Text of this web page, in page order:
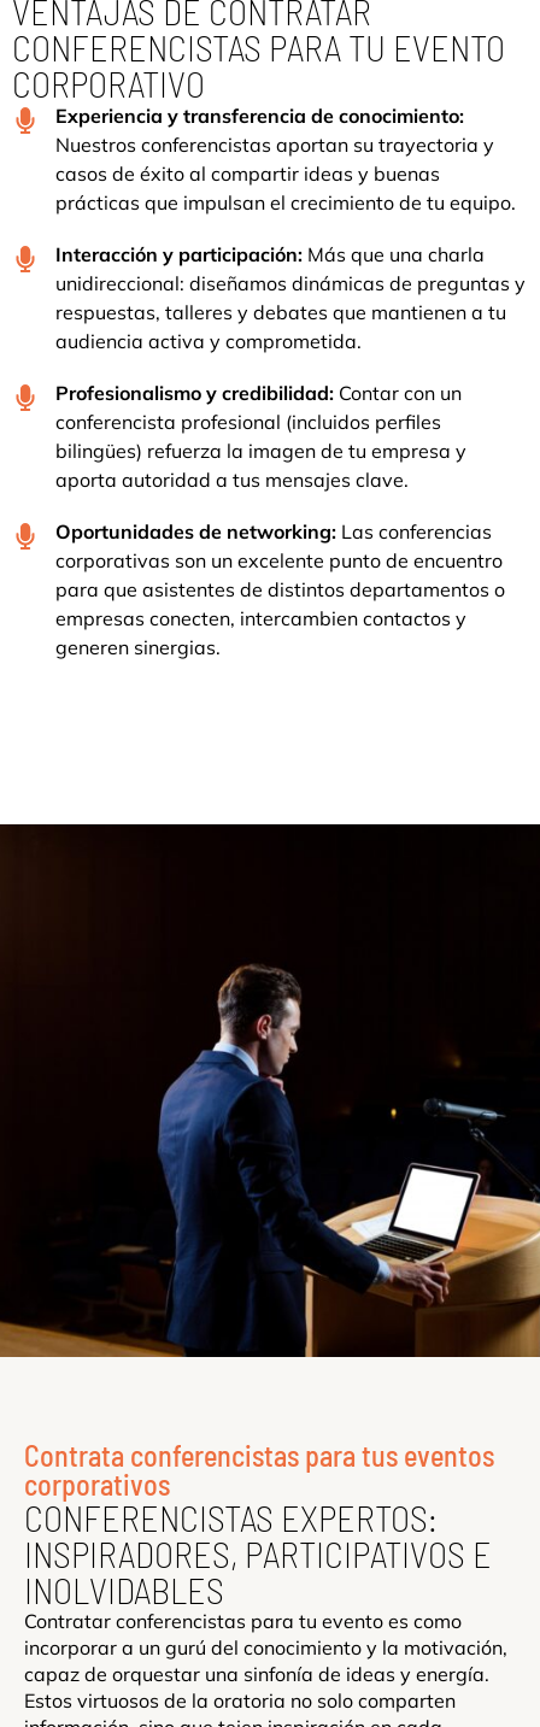
VENTAJAS DE CONTRATAR
CONFERENCISTAS PARA TU EVENTO
CORPORATIVO
Experiencia y transferencia de conocimiento:
Nuestros conferencistas aportan su trayectoria y
casos de éxito al compartir ideas y buenas
prácticas que impulsan el crecimiento de tu equipo.
Interacción y participación:Más que una charla
unidireccional: diseñamos dinámicas de preguntas y
respuestas, talleres y debates que mantienen a tu
audiencia activa y comprometida.
Profesionalismo y credibilidad:Contar con un
conferencista profesional (incluidos perfiles
bilingües) refuerza la imagen de tu empresa y
aporta autoridad a tus mensajes clave.
Oportunidades de networking:Las conferencias
corporativas son un excelente punto de encuentro
para que asistentes de distintos departamentos o
empresas conecten, intercambien contactos y
generen sinergias.
Contrata conferencistas para tus eventos
corporativos
CONFERENCISTAS EXPERTOS:
INSPIRADORES, PARTICIPATIVOS E
INOLVIDABLES
Contratar conferencistas para tu evento es como
incorporar a un gurú del conocimiento y la motivación,
capaz de orquestar una sinfonía de ideas y energía.
Estos virtuosos de la oratoria no solo comparten